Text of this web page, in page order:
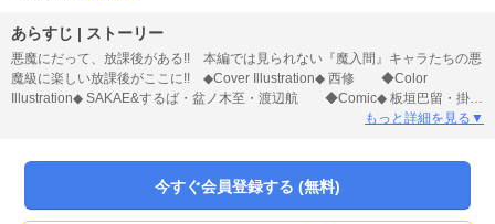
あらすじ | ストーリー
悪魔にだって、放課後がある!! 本編では見られない『魔入間』キャラたちの悪
魔級に楽しい放課後がここに!! ◆Cover Illustration◆ 西修 ◆Color
Illustration◆ SAKAE&するば・盆ノ木至・渡辺航 ◆Comic◆ 板垣巴留・掛丸
翔・桜井のりお・迫ミサキ・忍・霜月星良・津田沼篤・凪まゆこ・南郷晃太・
もっと詳細を見る▼
今すぐ会員登録する (無料)